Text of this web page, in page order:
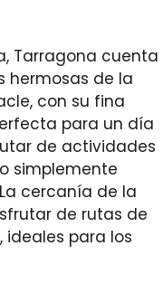
Tarragona cuenta
hermosas de la
con su fina
para un día
de actividades
simplemente
cercanía de la
de rutas de
ideales para los